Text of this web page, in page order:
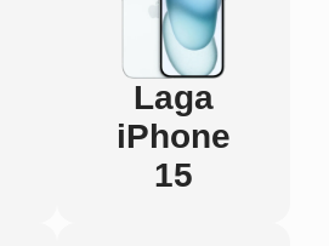
Laga
iPhone
15